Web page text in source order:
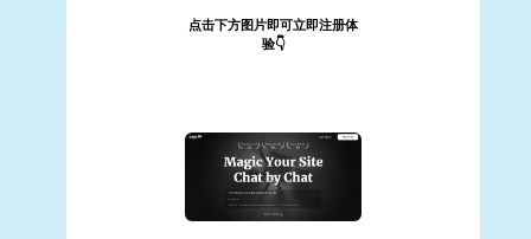
点击下方图片即可立即注册体
验👇